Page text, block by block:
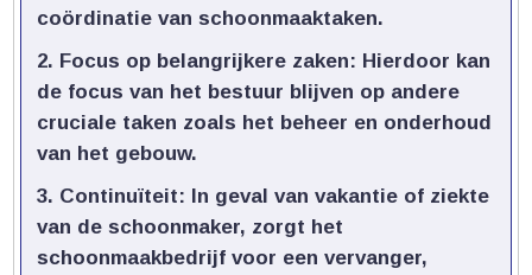
coördinatie van schoonmaaktaken.​
Focus op belangrijkere zaken: Hierdoor kan
de focus van het bestuur blijven op andere
cruciale taken zoals het beheer en onderhoud
van het gebouw.​
Continuïteit: In geval van vakantie of ziekte
van de schoonmaker, zorgt het
schoonmaakbedrijf voor een vervanger,